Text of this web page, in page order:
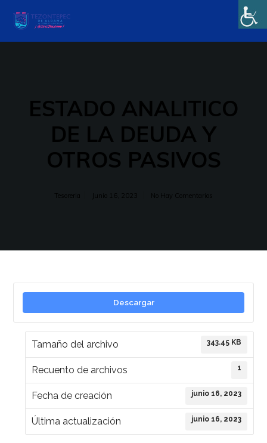
ESTADO ANALITICO
DE LA DEUDA Y
OTROS PASIVOS
Tesoreria Junio 16, 2023 No Hay Comentarios
Descargar
Tamaño del archivo 343.45 KB
Recuento de archivos 1
Fecha de creación junio 16, 2023
Última actualización junio 16, 2023